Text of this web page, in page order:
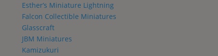
Esther’s Miniature Lightning
Falcon Collectible Miniatures
Glasscraft
JBM Miniatures
Kamizukuri